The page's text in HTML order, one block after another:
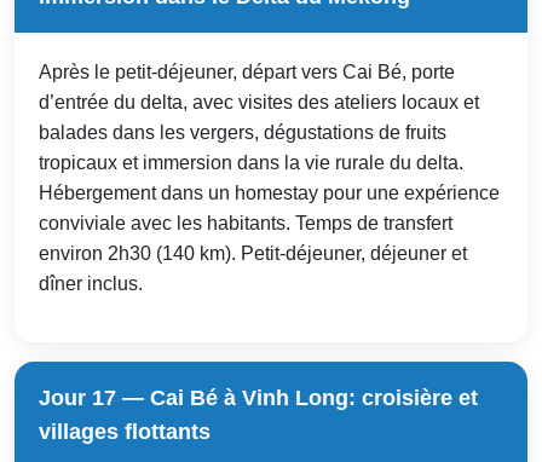
Après le petit-déjeuner, départ vers Cai Bé, porte
d’entrée du delta, avec visites des ateliers locaux et
balades dans les vergers, dégustations de fruits
tropicaux et immersion dans la vie rurale du delta.
Hébergement dans un homestay pour une expérience
conviviale avec les habitants. Temps de transfert
environ 2h30 (140 km). Petit-déjeuner, déjeuner et
dîner inclus.
Jour 17 — Cai Bé à Vinh Long: croisière et
villages flottants